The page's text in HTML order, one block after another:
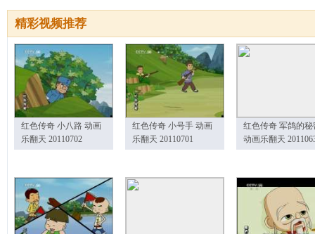
精彩视频推荐
红色传奇 小八路 动画
乐翻天 20110702
红色传奇 小号手 动画
乐翻天 20110701
红色传奇 军鸽的秘
动画乐翻天